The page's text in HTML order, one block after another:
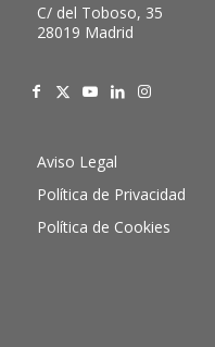
C/ del Toboso, 35
28019 Madrid
Aviso Legal
Política de Privacidad
Política de Cookies